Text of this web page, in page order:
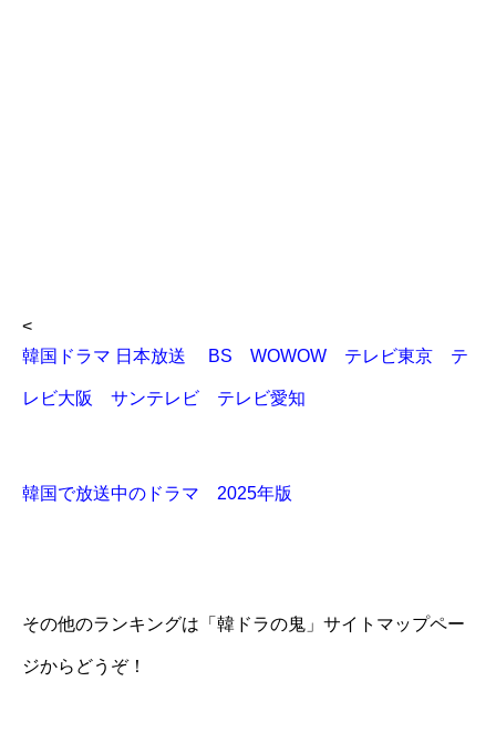
<
韓国ドラマ 日本放送 BS WOWOW テレビ東京 テ
レビ大阪 サンテレビ テレビ愛知
韓国で放送中のドラマ 2025年版
その他のランキングは「韓ドラの鬼」サイトマップペー
ジからどうぞ！